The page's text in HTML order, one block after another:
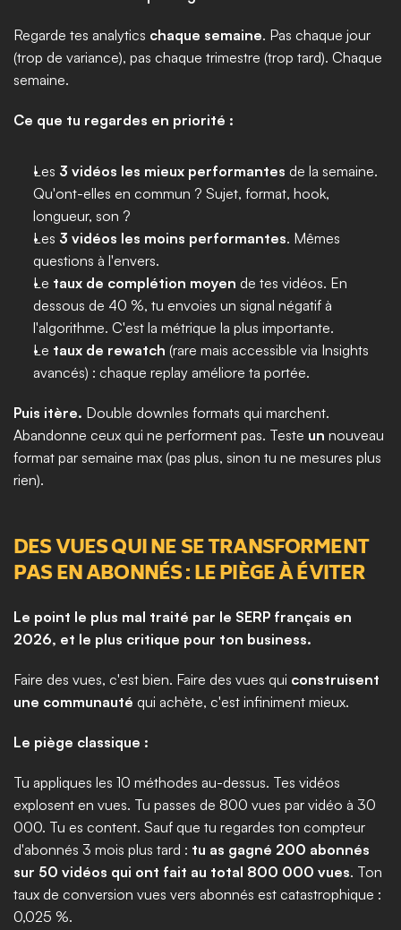
Regarde tes analytics chaque semaine. Pas chaque jour
(trop de variance), pas chaque trimestre (trop tard). Chaque
semaine.
Ce que tu regardes en priorité :
Les 3 vidéos les mieux performantes de la semaine.
Qu'ont-elles en commun ? Sujet, format, hook,
longueur, son ?
Les 3 vidéos les moins performantes. Mêmes
questions à l'envers.
Le taux de complétion moyen de tes vidéos. En
dessous de 40 %, tu envoies un signal négatif à
l'algorithme. C'est la métrique la plus importante.
Le taux de rewatch (rare mais accessible via Insights
avancés) : chaque replay améliore ta portée.
Puis itère. Double downles formats qui marchent.
Abandonne ceux qui ne performent pas. Teste un nouveau
format par semaine max (pas plus, sinon tu ne mesures plus
rien).
DES VUES QUI NE SE TRANSFORMENT
PAS EN ABONNÉS : LE PIÈGE À ÉVITER
Le point le plus mal traité par le SERP français en
2026, et le plus critique pour ton business.
Faire des vues, c'est bien. Faire des vues qui construisent
une communauté qui achète, c'est infiniment mieux.
Le piège classique :
Tu appliques les 10 méthodes au-dessus. Tes vidéos
explosent en vues. Tu passes de 800 vues par vidéo à 30
000. Tu es content. Sauf que tu regardes ton compteur
d'abonnés 3 mois plus tard : tu as gagné 200 abonnés
sur 50 vidéos qui ont fait au total 800 000 vues. Ton
taux de conversion vues vers abonnés est catastrophique :
0,025 %.